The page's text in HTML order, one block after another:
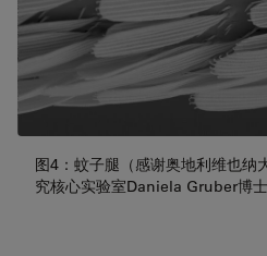
图4：蚊子腿（感谢奥地利维也纳
究核心实验室Daniela Gruber博士